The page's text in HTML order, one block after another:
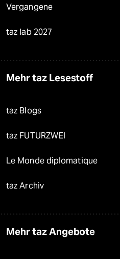
Vergangene
taz lab 2027
Mehr taz Lesestoff
taz Blogs
taz FUTURZWEI
Le Monde diplomatique
taz Archiv
Mehr taz Angebote